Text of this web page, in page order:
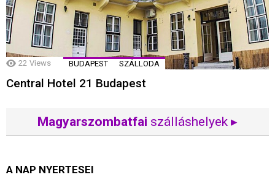
22 Views BUDAPEST SZÁLLODA
Central Hotel 21 Budapest
Magyarszombatfai szálláshelyek ▸
A NAP NYERTESEI